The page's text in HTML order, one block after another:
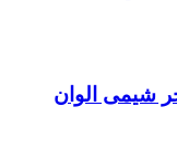
شیمی الوان